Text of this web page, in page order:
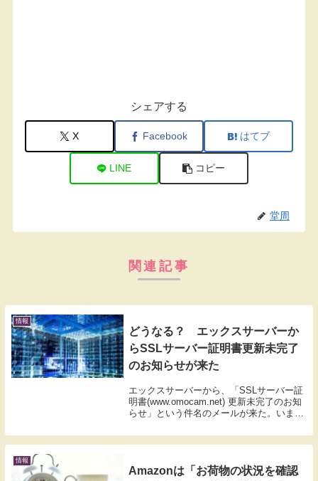
シェアする
X Facebook はてブ
LINE コピー
堂周
関連記事
情報
どうなる？ エックスサーバーか
らSSLサーバー証明書更新未完了
のお知らせが来た
エックスサーバーから、「SSLサーバー証
明書(www.omocam.net) 更新未完了のお知
らせ」という件名のメールが来た。いまご
の自動更新に失敗したという内容だ。その
後、2度目の自動更新で成功した...
情報
Amazonは「お荷物の状況を確認